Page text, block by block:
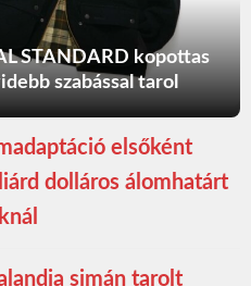
STANDARD kopottas
szabással tarol
elsőként
dolláros álomhatárt
simán tarolt